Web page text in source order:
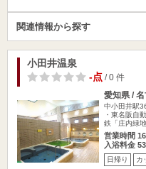
関連情報から探す
小田井温泉
-点/ 0 件
愛知県 /
中小田井駅
・東名阪自
鉄「庄内緑
営業時間
入浴料金
日帰り カ